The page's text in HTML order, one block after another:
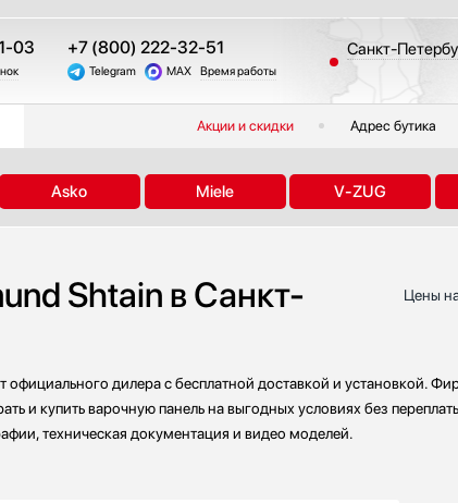
03 +7 (800) 222-32-51
Telegram MAX Время работы
Санкт-
Москва
Казань
Екатеринбург
Другие регионы
Акции и скидки Адрес бутика
Asko Miele V-ZUG
Shtain в Санкт-
Цены
дилера с бесплатной доставкой и установкой.
и купить варочную панель на выгодных условиях без
техническая документация и видео моделей.